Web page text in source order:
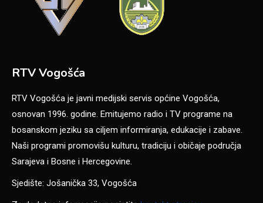
RTV Vogošća
RTV Vogošća je javni medijski servis općine Vogošća,
osnovan 1996. godine. Emitujemo radio i TV programe na
bosanskom jeziku sa ciljem informiranja, edukacije i zabave.
Naši programi promovišu kulturu, tradiciju i običaje područja
Sarajeva i Bosne i Hercegovine.
Sjedište: Jošanička 33, Vogošća